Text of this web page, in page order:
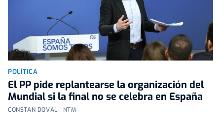
POLÍTICA
El PP pide replantearse la organización del
Mundial si la final no se celebra en España
CONSTAN DOVAL | NTM